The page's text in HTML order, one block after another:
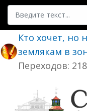
Поиск
Кто хочет, но
землякам в
Переходов: